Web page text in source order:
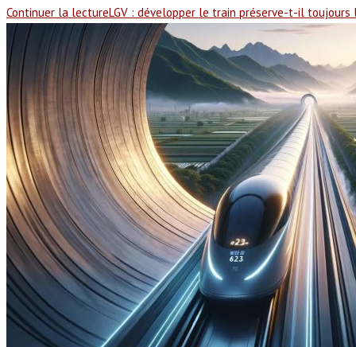
Continuer la lectureLGV : développer le train préserve-t-il toujours